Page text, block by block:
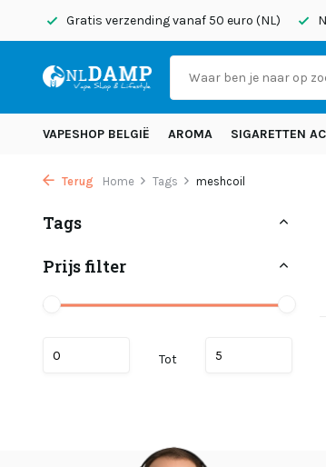
Gratis verzending vanaf 50 euro (NL)
VAPESHOP BELGIË AROMA SIGARETTEN
Terug Home Tags meshcoil
Tags
Prijs filter
Tot